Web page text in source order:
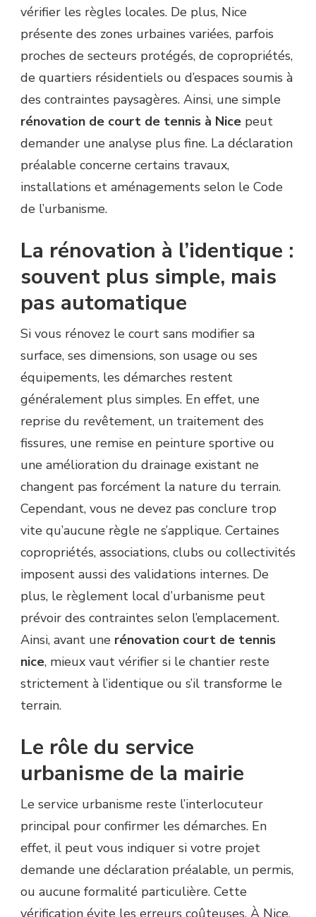
vérifier les règles locales. De plus, Nice
présente des zones urbaines variées, parfois
proches de secteurs protégés, de copropriétés,
de quartiers résidentiels ou d’espaces soumis à
des contraintes paysagères. Ainsi, une simple
rénovation de court de tennis à Nice peut
demander une analyse plus fine. La déclaration
préalable concerne certains travaux,
installations et aménagements selon le Code
de l’urbanisme.
La rénovation à l’identique :
souvent plus simple, mais
pas automatique
Si vous rénovez le court sans modifier sa
surface, ses dimensions, son usage ou ses
équipements, les démarches restent
généralement plus simples. En effet, une
reprise du revêtement, un traitement des
fissures, une remise en peinture sportive ou
une amélioration du drainage existant ne
changent pas forcément la nature du terrain.
Cependant, vous ne devez pas conclure trop
vite qu’aucune règle ne s’applique. Certaines
copropriétés, associations, clubs ou collectivités
imposent aussi des validations internes. De
plus, le règlement local d’urbanisme peut
prévoir des contraintes selon l’emplacement.
Ainsi, avant une rénovation court de tennis
nice, mieux vaut vérifier si le chantier reste
strictement à l’identique ou s’il transforme le
terrain.
Le rôle du service
urbanisme de la mairie
Le service urbanisme reste l’interlocuteur
principal pour confirmer les démarches. En
effet, il peut vous indiquer si votre projet
demande une déclaration préalable, un permis,
ou aucune formalité particulière. Cette
vérification évite les erreurs coûteuses. À Nice,